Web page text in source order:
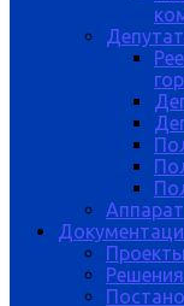
Решения